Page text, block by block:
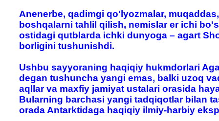
Anenerbe, qadimgi qo'lyozmalar,
boshqalarni tahlil qilish, nemislar er ichi
ostidagi qutblarda ichki dunyoga – agart
borligini tushunishdi.
Ushbu sayyoraning haqiqiy hukmdorlari
degan tushuncha yangi emas, balki uzoq
aqllar va maxfiy jamiyat ustalari orasida
Bularning barchasi yangi tadqiqotlar bilan
orada Antarktidaga haqiqiy ilmiy-harbiy